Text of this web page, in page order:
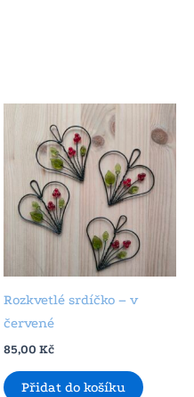
Rozkvetlé srdíčko – v
červené
85,00 Kč
Přidat do košíku